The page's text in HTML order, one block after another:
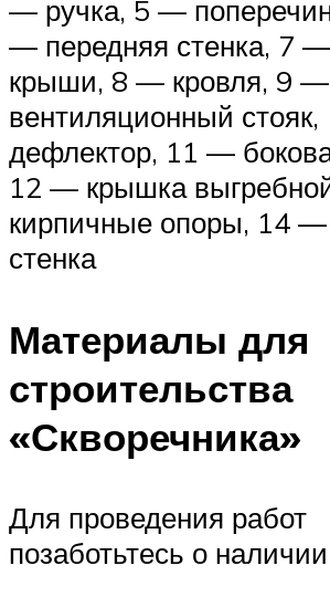
— ручка, 5 —
— передняя стенка, 7
крыши, 8 — кровля, 9 —
вентиляционный
дефлектор, 11 —
12 — крышка
кирпичные опоры, 14 —
стенка
Материалы для
строительства
«Скворечника»
Для проведения работ
позаботьтесь о